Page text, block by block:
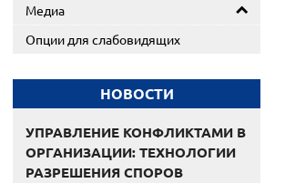
Медиа
Опции для слабовидящих
НОВОСТИ
УПРАВЛЕНИЕ КОНФЛИКТАМИ В
ОРГАНИЗАЦИИ: ТЕХНОЛОГИИ
РАЗРЕШЕНИЯ СПОРОВ